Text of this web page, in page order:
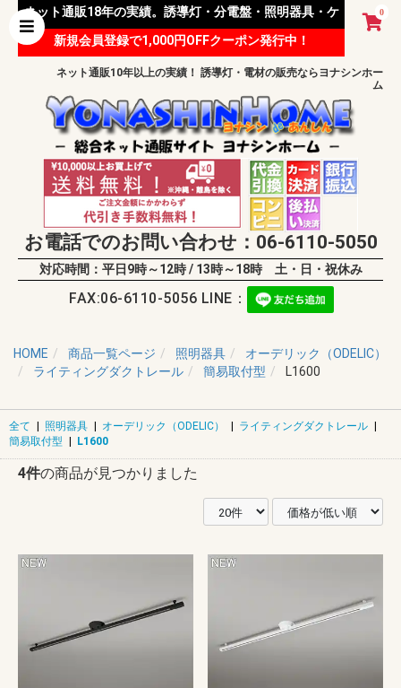
0
ネット通販18年の実績。誘導灯・分電盤・照明器具・ケ
ーブル等 様々な資材を取り扱っています。
新規会員登録で1,000円OFFクーポン発行中！
ネット通販10年以上の実績！ 誘導灯・電材の販売ならヨナシンホー
ム
お電話でのお問い合わせ：06-6110-5050
対応時間：平日9時～12時 / 13時～18時 土・日・祝休み
FAX:06-6110-5056 LINE：
HOME 商品一覧ページ 照明器具
オーデリック（ODELIC）
ライティングダクトレール
簡易取付型 L1600
全て | 照明器具 | オーデリック（ODELIC） | ライティングダクトレール |
簡易取付型 | L1600
4件の商品が見つかりました